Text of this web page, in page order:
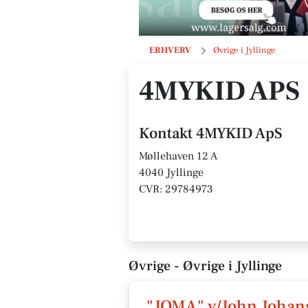
ERHVERV Øvrige i Jyllinge
4MYKID ApS
4MYKID APS
Kontakt 4MYKID ApS
Møllehaven 12 A
4040 Jyllinge
CVR: 29784973
Øvrige - Øvrige i Jyllinge